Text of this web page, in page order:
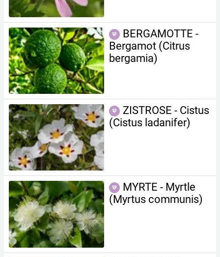
BERGAMOTTE -
Bergamot (C itrus
bergamia)
ZISTROSE - Cistus
(Cistus ladan ifer)
MYRTE - Myrtle
(Myrtus communis)